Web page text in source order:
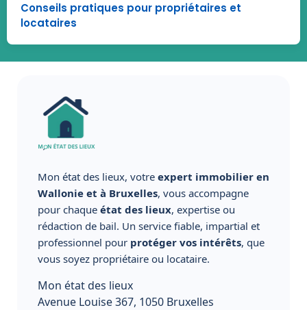
Conseils pratiques pour propriétaires et
locataires
Mon état des lieux, votre expert immobilier en
Wallonie et à Bruxelles, vous accompagne
pour chaque état des lieux, expertise ou
rédaction de bail. Un service fiable, impartial et
professionnel pour protéger vos intérêts, que
vous soyez propriétaire ou locataire.
Mon état des lieux
Avenue Louise 367, 1050 Bruxelles